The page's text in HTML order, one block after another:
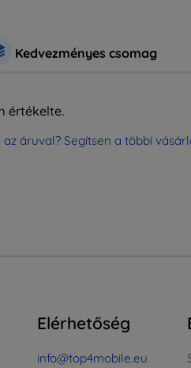
Kedvezményes csomag
értékelte.
áruval? Segítsen a többi
Elérhetőség
info@top4mobile.eu